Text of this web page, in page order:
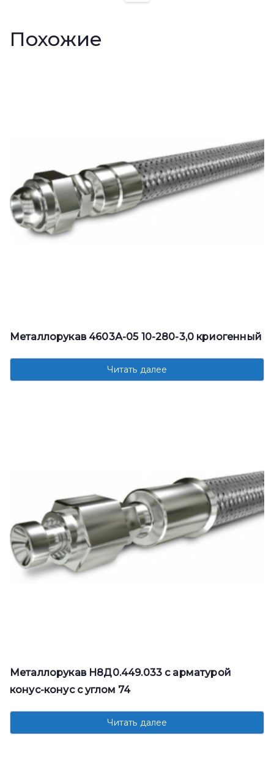
Похожие
Металлорукав 4603А-05 10-280-3,0 криогенный
Читать далее
Металлорукав Н8Д0.449.033 с арматурой
конус-конус с углом 74
Читать далее